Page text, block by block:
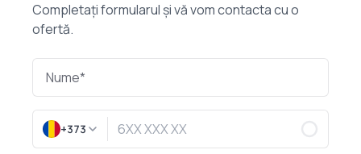
Completați formularul și vă vom contacta cu o
ofertă.
+373